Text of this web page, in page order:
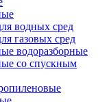
водных сред
газовых сред
водоразборные
со спускным